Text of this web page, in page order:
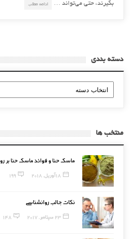
بگیرند، حتی می‌تواند …
ادامه مطلب
دسته بندی
دسته
بندی
منتخب ها
ماسک حنا و فوائد ماسک حنا
18 آوریل, 2018 199
نکات جالب روانشناسی
23 سپتامبر, 2017 148